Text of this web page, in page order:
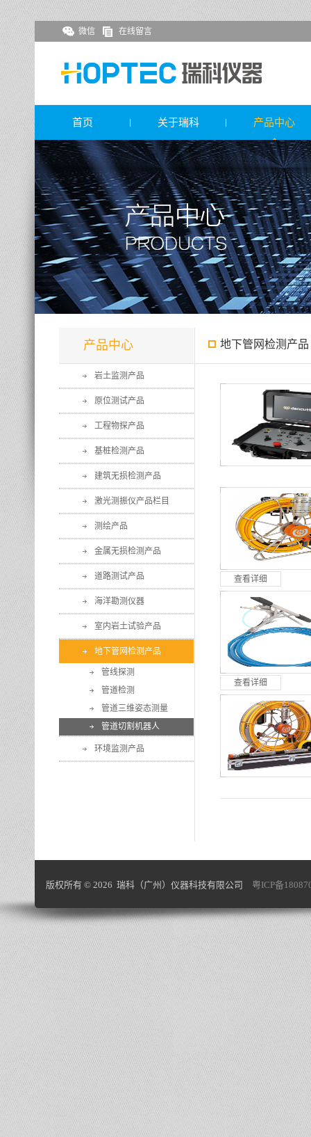
微信 在线留言
首页 关于瑞科 产品中心
产品中心
岩土监测产品
原位测试产品
工程物探产品
基桩检测产品
建筑无损检测产品
激光测振仪产品栏目
测绘产品
金属无损检测产品
道路测试产品
海洋勘测仪器
室内岩土试验产品
地下管网检测产品
管线探测
管道检测
管道三维姿态测量
管道切割机器人
环境监测产品
地下管网检测产品
查看详细
查看详细
版权所有 © 2026 瑞科（广州）仪器科技有限公司 粤ICP备